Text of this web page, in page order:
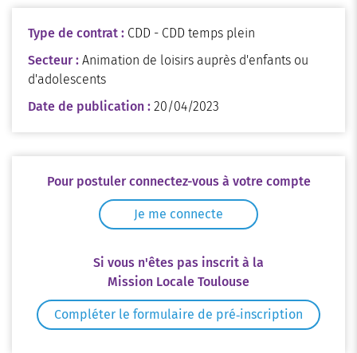
Type de contrat : CDD - CDD temps plein
Secteur : Animation de loisirs auprès d'enfants ou
d'adolescents
Date de publication : 20/04/2023
Pour postuler connectez-vous à votre compte
Je me connecte
Si vous n'êtes pas inscrit à la
Mission Locale Toulouse
Compléter le formulaire de pré‑inscription